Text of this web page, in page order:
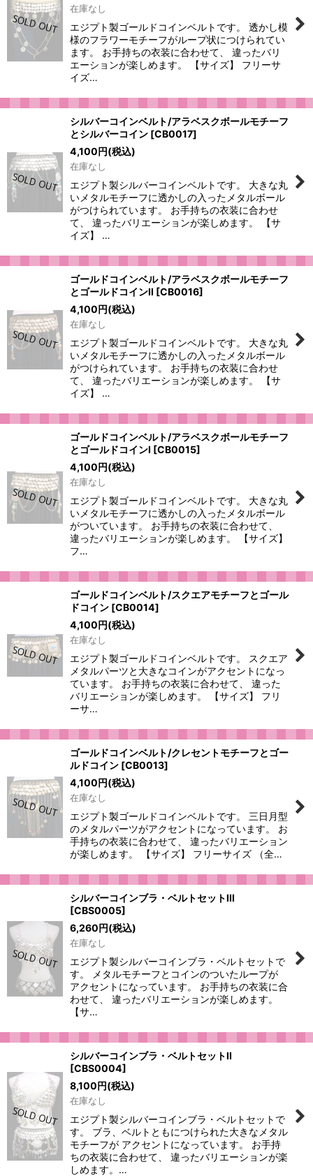
在庫なし
エジプト製ゴールドコインベルトです。 透かし模
様のフラワーモチーフがループ状につけられてい
ます。 お手持ちの衣装に合わせて、 違ったバリ
エーションが楽しめます。 【サイズ】 フリーサ
イズ…
シルバーコインベルト/アラベスクボールモチーフ
とシルバーコイン [CB0017]
4,100円(税込)
在庫なし
エジプト製シルバーコインベルトです。 大きな丸
いメタルモチーフに透かしの入ったメタルボール
がつけられています。 お手持ちの衣装に合わせ
て、 違ったバリエーションが楽しめます。 【サ
イズ】 …
ゴールドコインベルト/アラベスクボールモチーフ
とゴールドコインII [CB0016]
4,100円(税込)
在庫なし
エジプト製ゴールドコインベルトです。 大きな丸
いメタルモチーフに透かしの入ったメタルボール
がつけられています。 お手持ちの衣装に合わせ
て、 違ったバリエーションが楽しめます。 【サ
イズ】 …
ゴールドコインベルト/アラベスクボールモチーフ
とゴールドコインI [CB0015]
4,100円(税込)
在庫なし
エジプト製ゴールドコインベルトです。 大きな丸
いメタルモチーフに透かしの入ったメタルボール
がついています。 お手持ちの衣装に合わせて、
違ったバリエーションが楽しめます。 【サイズ】
フ…
ゴールドコインベルト/スクエアモチーフとゴール
ドコイン [CB0014]
4,100円(税込)
在庫なし
エジプト製ゴールドコインベルトです。 スクエア
メタルパーツと大きなコインがアクセントになっ
ています。 お手持ちの衣装に合わせて、 違った
バリエーションが楽しめます。 【サイズ】 フリ
ーサ…
ゴールドコインベルト/クレセントモチーフとゴー
ルドコイン [CB0013]
4,100円(税込)
在庫なし
エジプト製ゴールドコインベルトです。 三日月型
のメタルパーツがアクセントになっています。 お
手持ちの衣装に合わせて、 違ったバリエーション
が楽しめます。 【サイズ】 フリーサイズ （全…
シルバーコインブラ・ベルトセットIII
[CBS0005]
6,260円(税込)
在庫なし
エジプト製シルバーコインブラ・ベルトセットで
す。 メタルモチーフとコインのついたループが
アクセントになっています。 お手持ちの衣装に合
わせて、 違ったバリエーションが楽しめます。
【サ…
シルバーコインブラ・ベルトセットII
[CBS0004]
8,100円(税込)
在庫なし
エジプト製シルバーコインブラ・ベルトセットで
す。 ブラ、ベルトともにつけられた大きなメタル
モチーフが アクセントになっています。 お手持
ちの衣装に合わせて、 違ったバリエーションが楽
しめます。…